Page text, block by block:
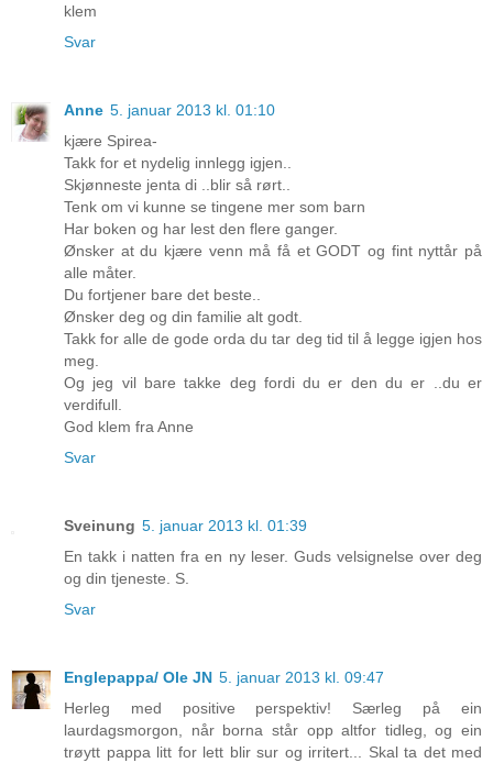
klem
Svar
Anne 5. januar 2013 kl. 01:10
kjære Spirea-
Takk for et nydelig innlegg igjen..
Skjønneste jenta di ..blir så rørt..
Tenk om vi kunne se tingene mer som barn
Har boken og har lest den flere ganger.
Ønsker at du kjære venn må få et GODT og fint nyttår på
alle måter.
Du fortjener bare det beste..
Ønsker deg og din familie alt godt.
Takk for alle de gode orda du tar deg tid til å legge igjen hos
meg.
Og jeg vil bare takke deg fordi du er den du er ..du er
verdifull.
God klem fra Anne
Svar
Sveinung 5. januar 2013 kl. 01:39
En takk i natten fra en ny leser. Guds velsignelse over deg
og din tjeneste. S.
Svar
Englepappa/ Ole JN 5. januar 2013 kl. 09:47
Herleg med positive perspektiv! Særleg på ein
laurdagsmorgon, når borna står opp altfor tidleg, og ein
trøytt pappa litt for lett blir sur og irritert... Skal ta det med